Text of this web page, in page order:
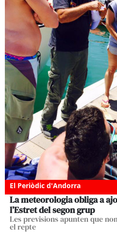
El Periòdic d'Andorra
La meteorologia obliga a
l’Estret del segon grup
Les previsions apunten que
el repte